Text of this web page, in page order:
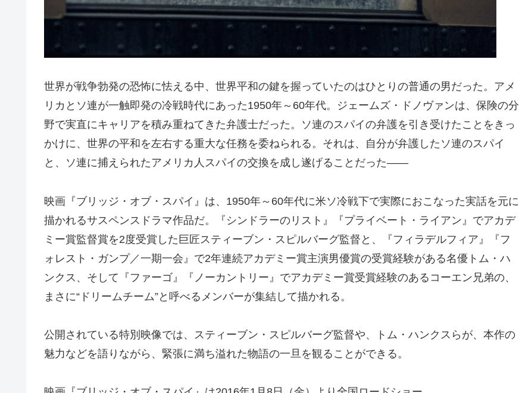
世界が戦争勃発の恐怖に怯える中、世界平和の鍵を握っていたのはひとりの普通の男だった。アメ
リカとソ連が一触即発の冷戦時代にあった1950年～60年代。ジェームズ・ドノヴァンは、保険の分
野で実直にキャリアを積み重ねてきた弁護士だった。ソ連のスパイの弁護を引き受けたことをきっ
かけに、世界の平和を左右する重大な任務を委ねられる。それは、自分が弁護したソ連のスパイ
と、ソ連に捕えられたアメリカ人スパイの交換を成し遂げることだった――
映画『ブリッジ・オブ・スパイ』は、1950年～60年代に米ソ冷戦下で実際におこなった実話を元に
描かれるサスペンスドラマ作品だ。『シンドラーのリスト』『プライベート・ライアン』でアカデ
ミー賞監督賞を2度受賞した巨匠スティーブン・スピルバーグ監督と、『フィラデルフィア』『フ
ォレスト・ガンプ／一期一会』で2年連続アカデミー賞主演男優賞の受賞経験がある名優トム・ハ
ンクス、そして『ファーゴ』『ノーカントリー』でアカデミー賞受賞経験のあるコーエン兄弟の、
まさに“ドリームチーム”と呼べるメンバーが集結して描かれる。
公開されている特別映像では、スティーブン・スピルバーグ監督や、トム・ハンクスらが、本作の
魅力などを語りながら、緊張に満ち溢れた物語の一旦を観ることができる。